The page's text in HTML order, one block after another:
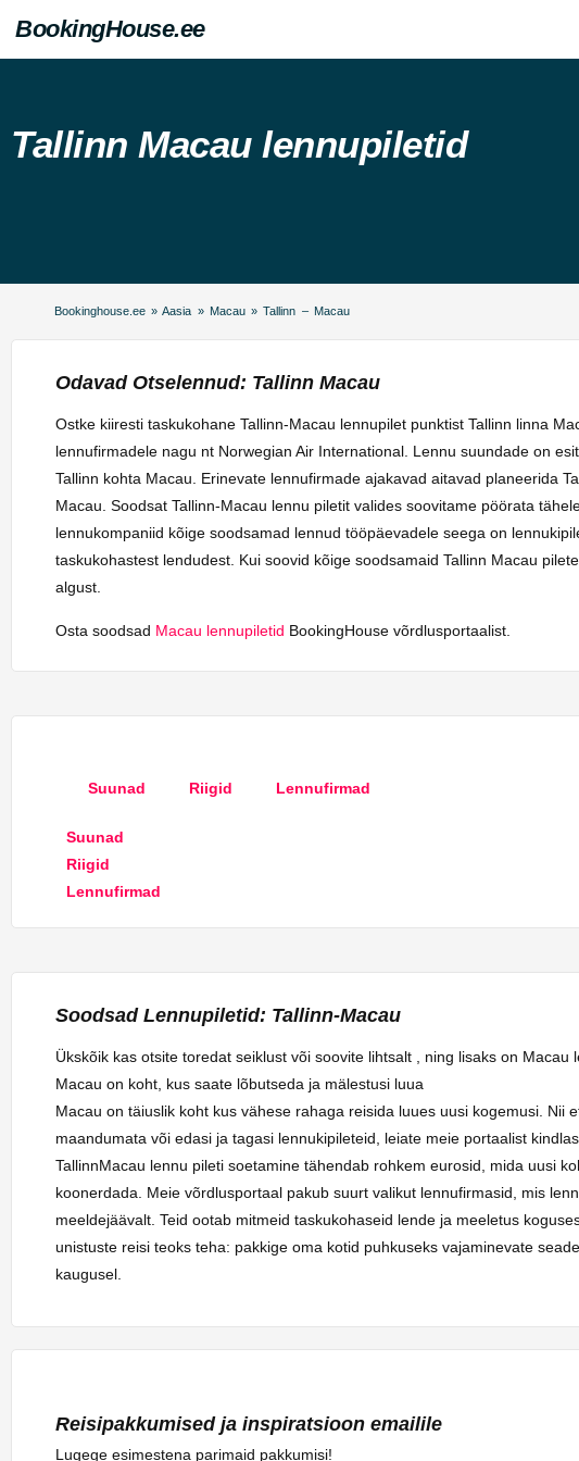
BookingHouse.ee
Tallinn Macau lennupiletid
Bookinghouse.ee »Aasia » Macau»Tallinn – Macau
Odavad Otselennud: Tallinn Macau
Ostke kiiresti taskukohane Tallinn-Macau lennupilet punktist Tallinn linna
lennufirmadele nagu nt Norwegian Air International. Lennu suundade on
Tallinn kohta Macau. Erinevate lennufirmade ajakavad aitavad planeerida
Macau. Soodsat Tallinn-Macau lennu piletit valides soovitame pöörata
lennukompaniid kõige soodsamad lennud tööpäevadele seega on
taskukohastest lendudest. Kui soovid kõige soodsamaid Tallinn Macau
algust.
Osta soodsad Macau lennupiletid BookingHouse võrdlusportaalist.
Suunad Riigid Lennufirmad
Suunad
Riigid
Lennufirmad
Soodsad Lennupiletid: Tallinn-Macau
Ükskõik kas otsite toredat seiklust või soovite lihtsalt , ning lisaks on Macau
Macau on koht, kus saate lõbutseda ja mälestusi luua
Macau on täiuslik koht kus vähese rahaga reisida luues uusi kogemusi.
maandumata või edasi ja tagasi lennukipileteid, leiate meie portaalist
TallinnMacau lennu pileti soetamine tähendab rohkem eurosid, mida uusi
koonerdada. Meie võrdlusportaal pakub suurt valikut lennufirmasid, mis
meeldejäävalt. Teid ootab mitmeid taskukohaseid lende ja meeletus
unistuste reisi teoks teha: pakkige oma kotid puhkuseks vajaminevate
kaugusel.
Reisipakkumised ja inspiratsioon emailile
Lugege esimestena parimaid pakkumisi!